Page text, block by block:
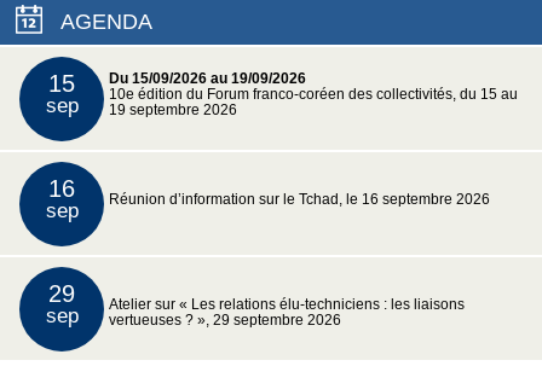
AGENDA
15
sep
Du 15/09/2026 au 19/09/2026
10e édition du Forum franco-coréen des collectivités, du 15 au
19 septembre 2026
16
sep Réunion d’information sur le Tchad, le 16 septembre 2026
29
sep
Atelier sur « Les relations élu-techniciens : les liaisons
vertueuses ? », 29 septembre 2026